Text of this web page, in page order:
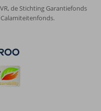
de Stichting Garantiefonds
Calamiteitenfonds.